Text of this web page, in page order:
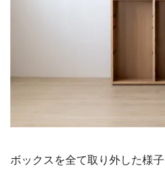
ボックスを全て取り外した様子